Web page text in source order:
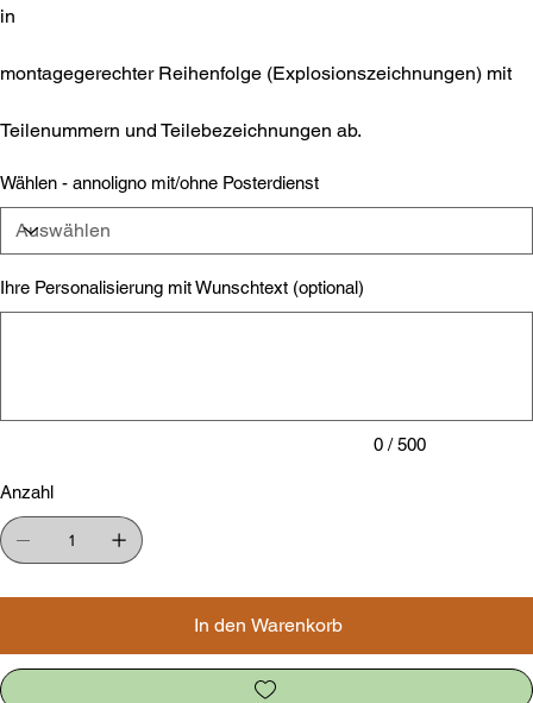
in
montagegerechter Reihenfolge (Explosionszeichnungen) mit
Teilenummern und Teilebezeichnungen ab.
Wählen - annoligno mit/ohne Posterdienst
Ihre Personalisierung mit Wunschtext (optional)
0 / 500
Anzahl
In den Warenkorb